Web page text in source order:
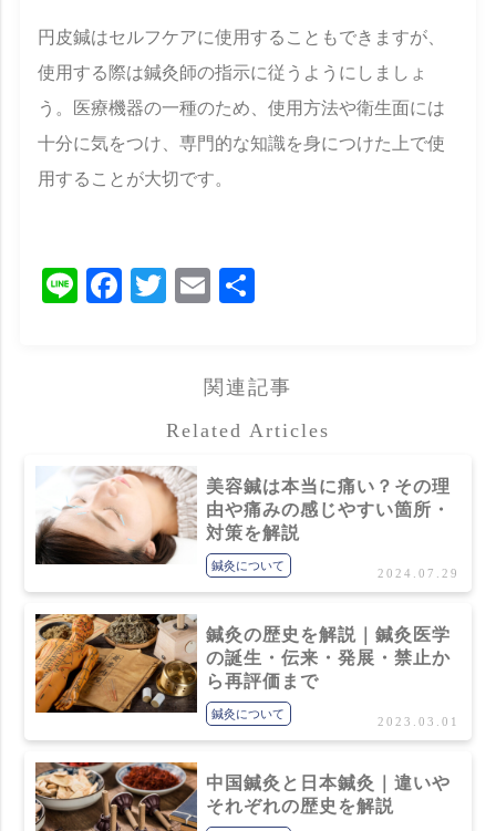
円皮鍼はセルフケアに使用することもできますが、
使用する際は鍼灸師の指示に従うようにしましょ
う。医療機器の一種のため、使用方法や衛生面には
十分に気をつけ、専門的な知識を身につけた上で使
用することが大切です。
LineFacebook
TwitterEmail
関連記事
Related Articles
美容鍼は本当に痛い？その理
由や痛みの感じやすい箇所・
対策を解説
鍼灸について
2024.07.29
鍼灸の歴史を解説｜鍼灸医学
の誕生・伝来・発展・禁止か
ら再評価まで
鍼灸について
2023.03.01
中国鍼灸と日本鍼灸｜違いや
それぞれの歴史を解説